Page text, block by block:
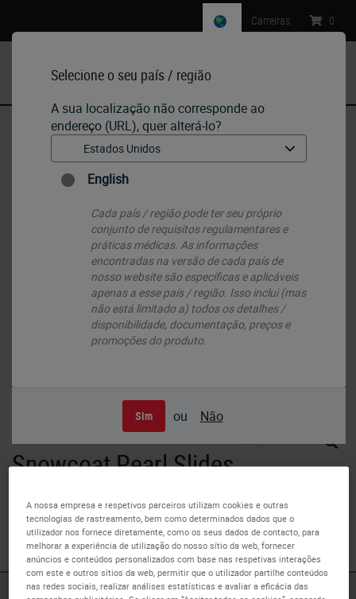
Selecione o seu país / região
A sua localização não corresponde ao
endereço (URL), quer alterá-lo?
English
Cada país / região pode ter seu próprio
conjunto de requisitos regulamentares e
práticas médicas. As informações
encontradas na versão de cada país de
nosso website são específicas e aplicáveis ​​
apenas a esse país / região. Isso inclui (mas
não está limitado a) todos os detalhes /
disponibilidade, documentação, preços e
promoções do produto.
Sim ou Não
Carreiras : 0
Histology Consumables
•
Snowcoat Pearl Slides
Snowcoat Pearl Slides
Snowcoat Pearl slides are cost efficient slides, available in
five colors for color-coded identification within the
laboratory.
A nossa empresa e respetivos parceiros utilizam cookies e outras
tecnologias de rastreamento, bem como determinados dados que o
utilizador nos fornece diretamente, como os seus dados de contacto, para
melhorar a experiência de utilização do nosso sítio da web, fornecer
anúncios e conteúdos personalizados com base nas respetivas interações
com este e outros sítios da web, permitir que o utilizador partilhe conteúdos
nas redes sociais, realizar análises estatísticas e avaliar a eficácia das